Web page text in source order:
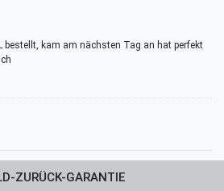
bestellt, kam am nächsten Tag an hat perfekt
ZURÜCK-GARANTIE